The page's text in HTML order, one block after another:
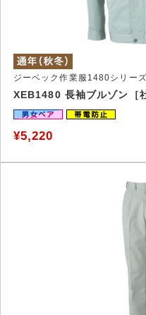
ジーベック作業服1480シリーズ
XEB1480 長袖ブルゾン［
¥5,220